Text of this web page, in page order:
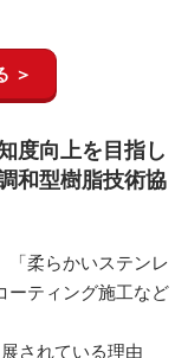
＞
度向上を目指し
和型樹脂技術協
「柔らかいステンレ
ーティング施工など
されている理由